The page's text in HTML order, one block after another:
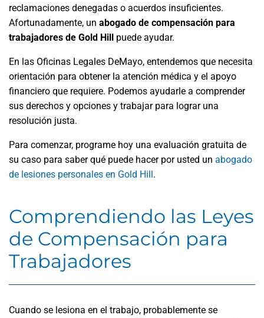
reclamaciones denegadas o acuerdos insuficientes.
Afortunadamente, un abogado de compensación para
trabajadores de Gold Hill puede ayudar.
En las Oficinas Legales DeMayo, entendemos que necesita
orientación para obtener la atención médica y el apoyo
financiero que requiere. Podemos ayudarle a comprender
sus derechos y opciones y trabajar para lograr una
resolución justa.
Para comenzar, programe hoy una evaluación gratuita de
su caso para saber qué puede hacer por usted un abogado
de lesiones personales en Gold Hill.
Comprendiendo las Leyes
de Compensación para
Trabajadores
Cuando se lesiona en el trabajo, probablemente se